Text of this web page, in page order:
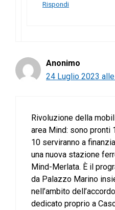
Rispondi
Anonimo
24 Luglio 2023
Rivoluzione della
area Mind: sono pronti
10 serviranno a
una nuova stazione
Mind-Merlata. È il
da Palazzo Marino
nell’ambito
dedicato proprio a